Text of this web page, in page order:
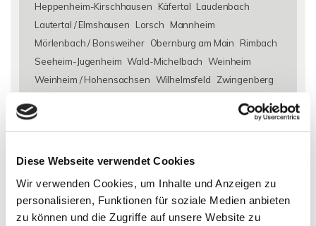
Diese Webseite verwendet Cookies
Wir verwenden Cookies, um Inhalte und Anzeigen zu
personalisieren, Funktionen für soziale Medien anbieten
zu können und die Zugriffe auf unsere Website zu
Heppenheim-Kirschhausen
Käfertal Laudenbach
Lautertal / Elmshausen
Lorsch
Mannheim
Mörlenbach / Bonsweiher Obernburg am Main
Rimbach
Seeheim-Jugenheim Wald-Michelbach Weinheim
Weinheim / Hohensachsen Wilhelmsfeld Zwingenberg
Eigentumswohnungen Alsbach-Hähnlein
Eigentumswohnung
Alsbach-Hähnlein
Immo Alsbach-Hähnlein
Wohnungen
Alsbach-Hähnlein
Wohnung Alsbach-Hähnlein
kaufen
Alsbach-Hähnlein